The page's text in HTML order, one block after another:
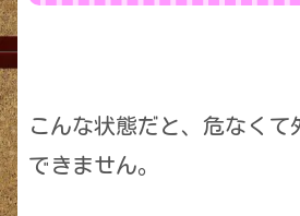
こんな状態だと、危なくて
できません。